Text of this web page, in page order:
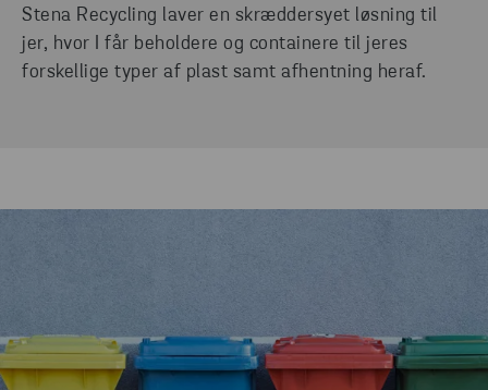
Stena Recycling laver en skræddersyet løsning til
jer, hvor I får beholdere og containere til jeres
forskellige typer af plast samt afhentning heraf.